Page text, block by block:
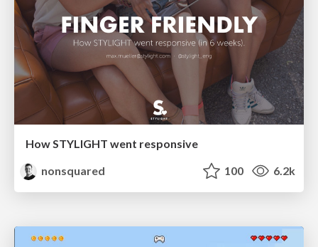
How STYLIGHT went responsive
nonsquared
100 6.2k